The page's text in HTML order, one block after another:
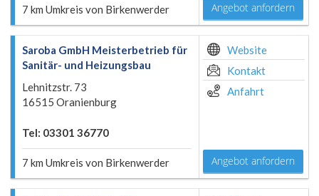
7 km Umkreis von Birkenwerder Angebot anfordern
Saroba GmbH Meisterbetrieb für
Sanitär- und Heizungsbau
Lehnitzstr. 73
16515 Oranienburg
Tel: 03301 36770
7 km Umkreis von Birkenwerder
Website
Kontakt
Anfahrt
Angebot anfordern